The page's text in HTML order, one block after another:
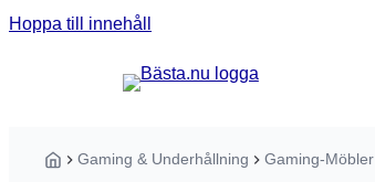
Hoppa till innehåll
Sök guider, tester eller produkter ...
Hem
Gaming & Underhållning Gaming-Möbler